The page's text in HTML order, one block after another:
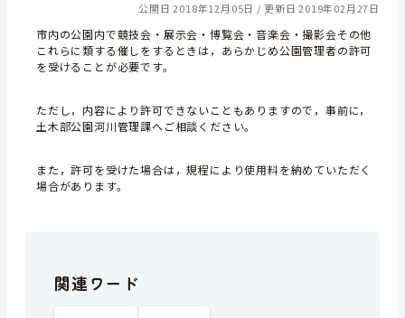
公開日 2018年12月05日 更新日 2019年02月27日
市内の公園内で競技会・展示会・博覧会・音楽会・撮影会その他
これらに類する催しをするときは，あらかじめ公園管理者の許可
を受けることが必要です。
ただし，内容により許可できないこともありますので，事前に，
土木部公園河川管理課へご相談ください。
また，許可を受けた場合は，規程により使用料を納めていただく
場合があります。
関連ワード